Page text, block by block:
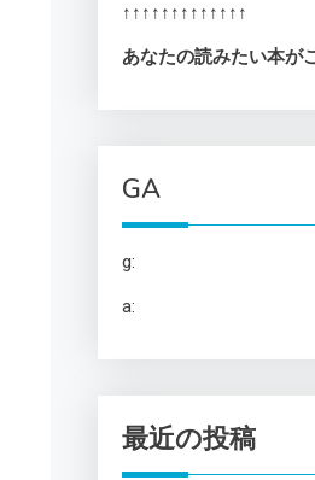
↑↑↑↑↑↑↑↑↑↑↑↑↑
あなたの読みたい本が
GA
g:
a:
最近の投稿